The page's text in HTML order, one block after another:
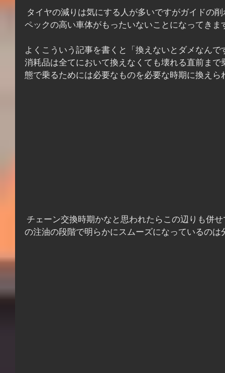
ペックの高い車体がもったいないことになってきま
よくこういう記事を書くと「換えないとダメなん
消耗品は全てにおいて換えなくても壊れる直前ま
態で乗るためには必要なものを必要な時期に換え
の注油の段階で明らかにスムーズになっているのは